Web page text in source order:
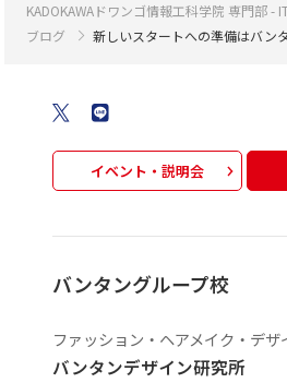
KADOKAWAドワンゴ情報工科学院 専門部
ブログ
新しいスタートへの準備はバン
イベント・説明会
バンタングループ校
ファッション・ヘアメイク・デザ
バンタンデザイン研究所